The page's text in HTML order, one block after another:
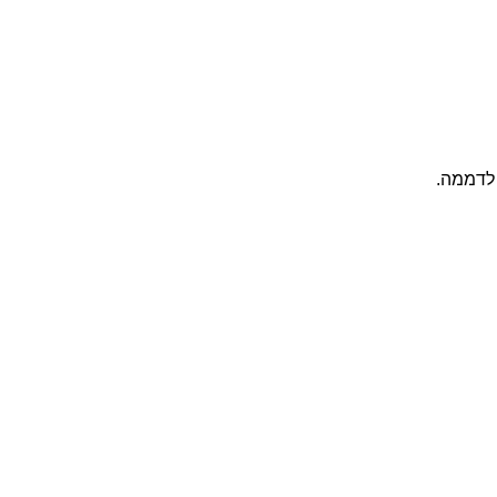
לדממה.